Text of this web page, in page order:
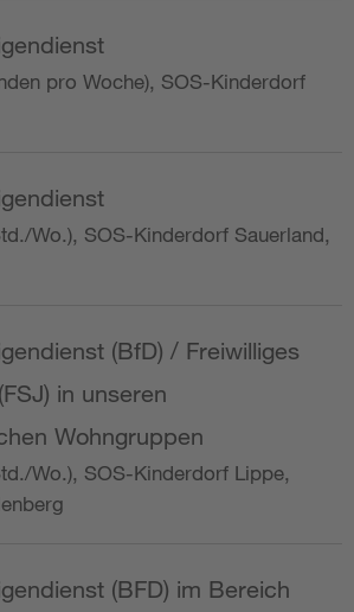
pro Woche), SOS-Kinderdorf
Wo.), SOS-Kinderdorf Sauerland,
(BfD) / Freiwilliges
in unseren
Wohngruppen
Wo.), SOS-Kinderdorf Lippe,
(BFD) im Bereich